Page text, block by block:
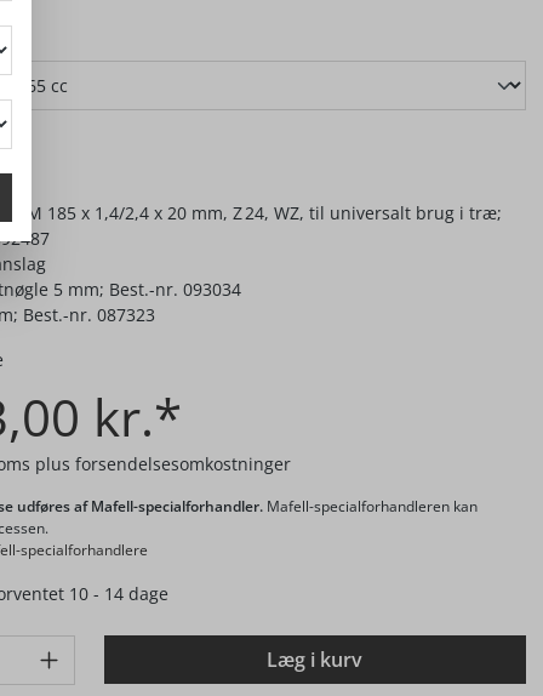
HM 185 x 1,4/2,4 x 20 mm, Z 24, WZ, til universalt brug i træ;
5 mm; Best.-nr. 093034
Best.-nr. 087323
kr.*
plus forsendelsesomkostninger
udføres af Mafell-specialforhandler. Mafell-specialforhandleren kan
specialforhandlere
10 - 14 dage
Gib den gewünschten Wert ein oder benutze die
Læg i kurv